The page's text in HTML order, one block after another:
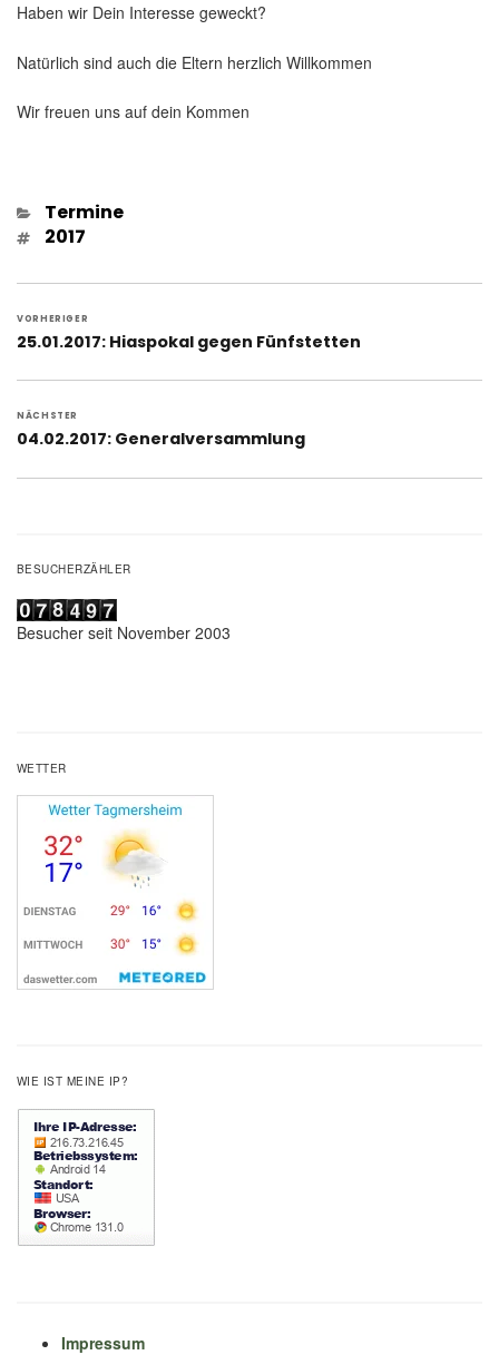
Haben wir Dein Interesse geweckt?
Natürlich sind auch die Eltern herzlich Willkommen
Wir freuen uns auf dein Kommen
Kategorien
Termine
Schlagwörter
2017
VORHERIGER
Vorheriger
25.01.2017: Hiaspokal gegen Fünfstetten
NÄCHSTER
Nächster
04.02.2017: Generalversammlung
BESUCHERZÄHLER
Besucher seit November 2003
WETTER
WIE IST MEINE IP?
Impressum